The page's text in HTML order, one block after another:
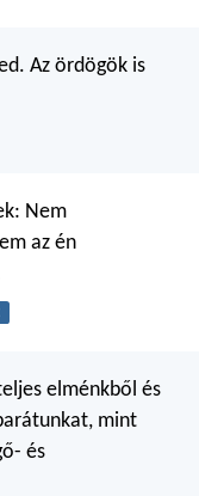
Az ördögök is
Nem
az én
elménkből és
mint
és